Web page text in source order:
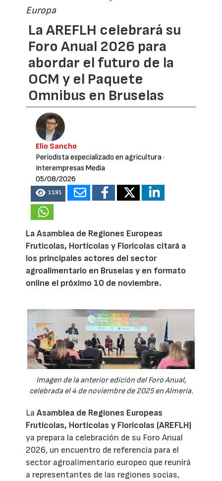
Europa
La AREFLH celebrará su
Foro Anual 2026 para
abordar el futuro de la
OCM y el Paquete
Omnibus en Bruselas
Elio Sancho
Periodista especializado en agricultura·
Interempresas Media
05/08/2026
1191
La Asamblea de Regiones Europeas
Frutícolas, Hortícolas y Florícolas citará a
los principales actores del sector
agroalimentario en Bruselas y en formato
online el próximo 10 de noviembre.
Imagen de la anterior edición del Foro Anual,
celebrada el 4 de noviembre de 2025 en Almería.
LaAsamblea de Regiones Europeas
Frutícolas, Hortícolas y Florícolas (AREFLH)
ya prepara la celebración de su Foro Anual
2026, un encuentro de referencia para el
sector agroalimentario europeo que reunirá
a representantes de las regiones socias,